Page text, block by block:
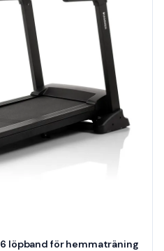
löpband för hemmaträning